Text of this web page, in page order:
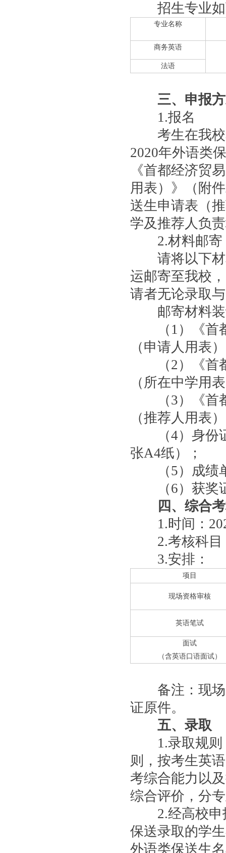
招生专业如
专业名称
商务英语
法语
三、申报
1.报名
考生在我校
2020年外语类
《首都经济贸
用表）》（附
送生申请表（
学及推荐人负
2.材料邮寄
请将以下材
运邮寄至我校
请者无论录取
邮寄材料装
（1）《首都
（申请人用表
（2）《首都
（所在中学用
（3）《首都
（推荐人用表
（4）身份证
张A4纸）；
（5）成绩
（6）获奖
四、综合
1.时间：
2.考核科目
3.安排：
项目
现场资格审核
英语笔试
面试
（含英语口语面试）
备注：现场
证原件。
五、录取
1.录取规则
则，按考生英
考综合能力以
综合评价，分
2.经高校申
保送录取的学
外语类保送生